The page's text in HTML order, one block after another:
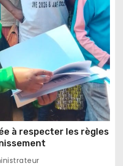
à respecter les règles